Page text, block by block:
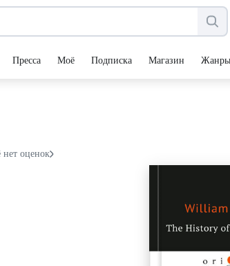
Пресса Моё Подписка Магазин Жанры
оценок